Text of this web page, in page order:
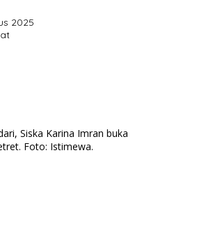
2025
Siska Karina Imran buka
Foto: Istimewa.